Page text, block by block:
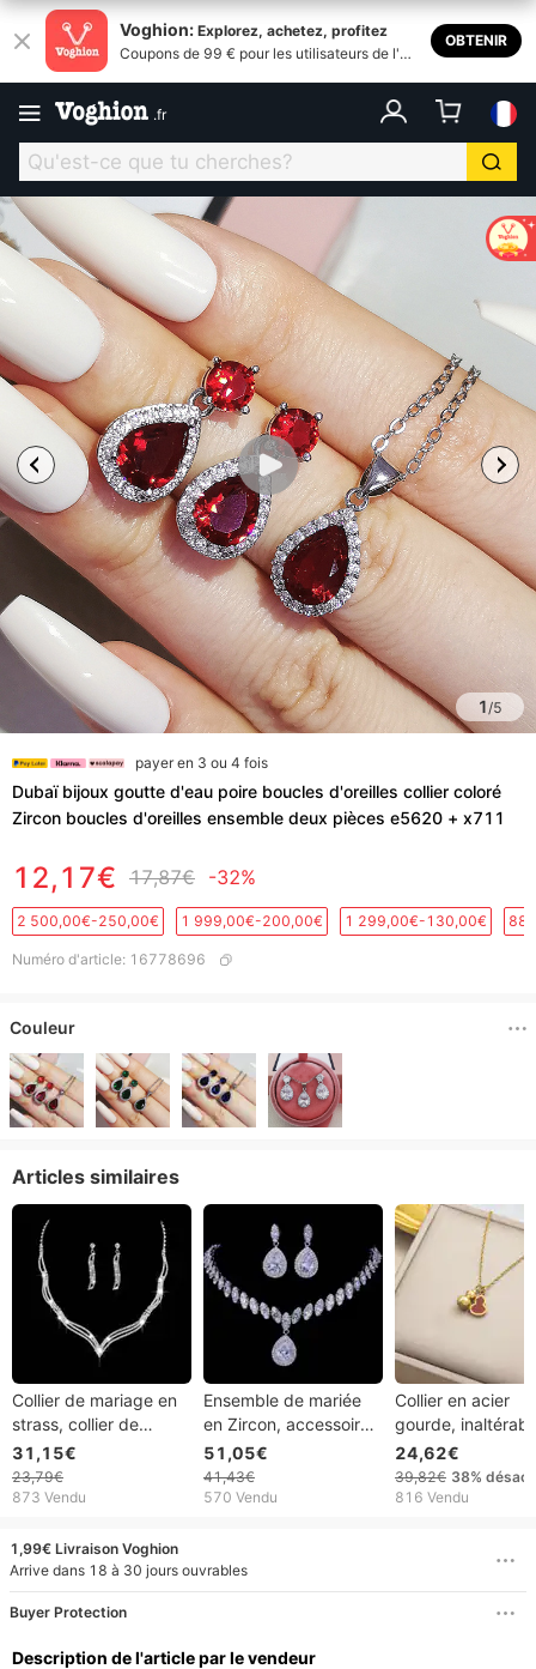
Voghion: Explorez, achetez, profitez
Coupons de 99 € pour les utilisateurs de l'ap
OBTENIR
.fr
1/5
payer en 3 ou 4 fois
Dubaï bijoux goutte d'eau poire boucles d'oreilles collier coloré
Zircon boucles d'oreilles ensemble deux pièces e5620 + x711
12,17€ 17,87€ -32%
2 500,00€-250,00€ 1 999,00€-200,00€ 1 299,00€-130,00€
Numéro d'article: 16778696
Couleur
Articles similaires
Collier de mariage en
strass, collier de
mariée, boucles
d'oreilles, bijoux de
Banquet, ensemble de
31,15€
23,79€
873 Vendu
Ensemble de mariée
en Zircon, accessoires
pour robe de mariée,
bijoux de mariage, à la
mode et élégants
51,05€
41,43€
570 Vendu
Collier en acier
gourde,
avec incrustation
coquillage,
élégant, chaîne
24,62€
39,82€ 38%
816 Vendu
1,99€ Livraison Voghion
Arrive dans 18 à 30 jours ouvrables
Buyer Protection
Description de l'article par le vendeur